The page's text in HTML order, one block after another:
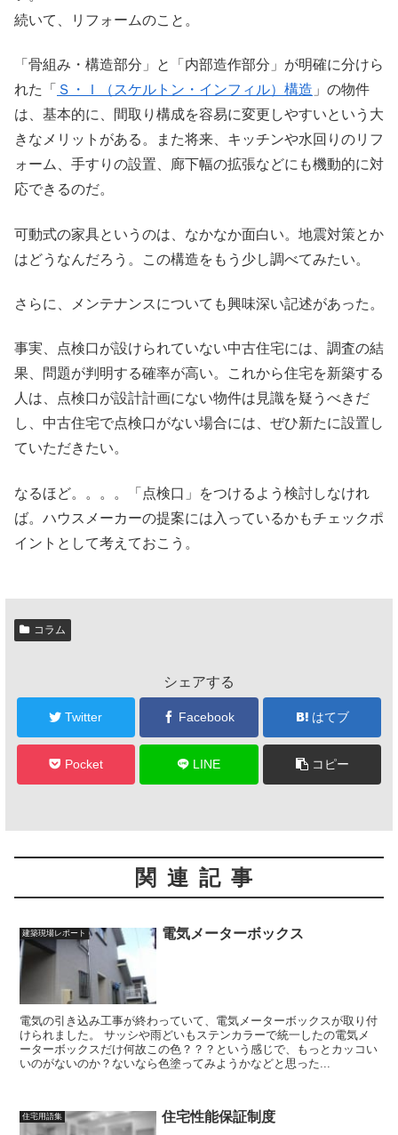
続いて、リフォームのこと。
「骨組み・構造部分」と「内部造作部分」が明確に分けら
れた「 Ｓ・Ｉ（スケルトン・インフィル）構造 」の物件
は、基本的に、間取り構成を容易に変更しやすいという大
きなメリットがある。また将来、キッチンや水回りのリフ
ォーム、手すりの設置、廊下幅の拡張などにも機動的に対
応できるのだ。
可動式の家具というのは、なかなか面白い。地震対策とか
はどうなんだろう。この構造をもう少し調べてみたい。
さらに、メンテナンスについても興味深い記述があった。
事実、点検口が設けられていない中古住宅には、調査の結
果、問題が判明する確率が高い。これから住宅を新築する
人は、点検口が設計計画にない物件は見識を疑うべきだ
し、中古住宅で点検口がない場合には、ぜひ新たに設置し
ていただきたい。
なるほど。。。。「点検口」をつけるよう検討しなけれ
ば。ハウスメーカーの提案には入っているかもチェックポ
イントとして考えておこう。
コラム
シェアする
Twitter Facebook はてブ
Pocket LINE コピー
関連記事
建築現場レポート 電気メーターボックス
電気の引き込み工事が終わっていて、電気メーターボックスが取り付
けられました。 サッシや雨どいもステンカラーで統一したの電気メ
ーターボックスだけ何故この色？？？という感じで、もっとカッコい
いのがないのか？ないなら色塗ってみようかなどと思った...
住宅用語集 住宅性能保証制度